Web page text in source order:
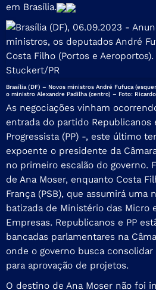
em Brasília.
Brasília (DF) – Novos ministros André Fufuca
o ministro Alexandre Padilha (centro) – Foto:
As negociações vinham
entrada do partido Republicanos
Progressista (PP) -, este último
expoente o presidente da
no primeiro escalão do governo.
de Ana Moser, enquanto Costa
França (PSB), que assumirá uma
batizada de Ministério das Micro
Empresas. Republicanos e PP
bancadas parlamentares na
onde o governo busca
para aprovação de projetos.
O destino de Ana Moser não foi